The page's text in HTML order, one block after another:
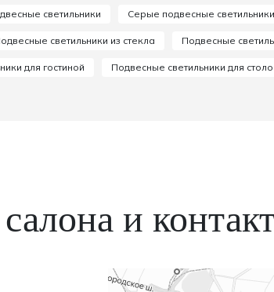
светильники Серые подвесные светильники
светильники из стекла Подвесные
для гостиной Подвесные светильники для
и